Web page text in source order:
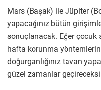
Mars (Başak) ile Jüpiter
yapacağınız bütün
sonuçlanacak. Eğer çocuk
hafta korunma
doğurganlığınız tavan
güzel zamanlar